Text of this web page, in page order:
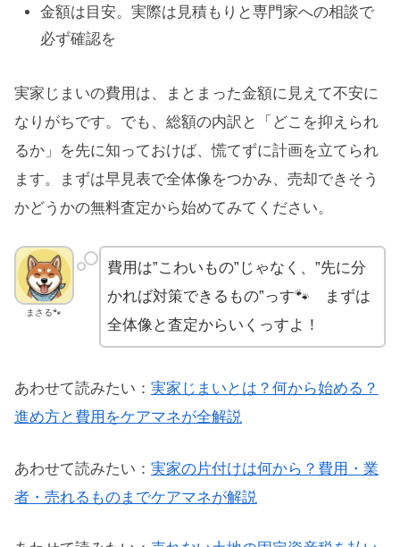
金額は目安。実際は見積もりと専門家への相談で
必ず確認を
実家じまいの費用は、まとまった金額に見えて不安に
なりがちです。でも、総額の内訳と「どこを抑えられ
るか」を先に知っておけば、慌てずに計画を立てられ
ます。まずは早見表で全体像をつかみ、売却できそう
かどうかの無料査定から始めてみてください。
まさる🐾
費用は”こわいもの”じゃなく、”先に分
かれば対策できるもの”っす🐾 まずは
全体像と査定からいくっすよ！
あわせて読みたい： 実家じまいとは？何から始める？
進め方と費用をケアマネが全解説
あわせて読みたい： 実家の片付けは何から？費用・業
者・売れるものまでケアマネが解説